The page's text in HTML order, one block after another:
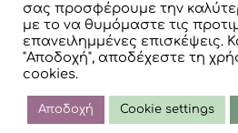
© Copyright
Πολιτική Προστασίας
σας προσφέρουμε την
με το να θυμόμαστε τις
επανειλημμένες επισκέψεις.
"Αποδοχή", αποδέχεστε τη
cookies.
Αποδοχή Cookie settings